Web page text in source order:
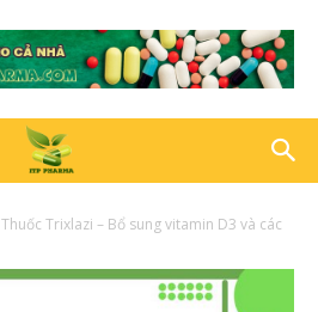
Thuốc Trixlazi – Bổ sung vitamin D3 và các